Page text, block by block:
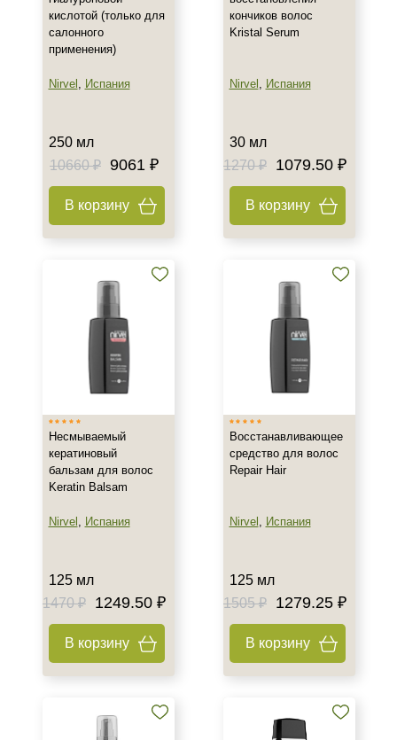
кислотой (только для
салонного
применения)
Nirvel , Испания
250 мл
10660 ₽ 9061 ₽
В корзину
кончиков волос
Kristal Serum
Nirvel , Испания
30 мл
1270 ₽
1079.50 ₽
В корзину
Несмываемый
кератиновый
бальзам для волос
Keratin Balsam
Nirvel , Испания
125 мл
1470 ₽
1249.50 ₽
В корзину
Восстанавливающее
средство для волос
Repair Hair
Nirvel , Испания
125 мл
1505 ₽
1279.25 ₽
В корзину